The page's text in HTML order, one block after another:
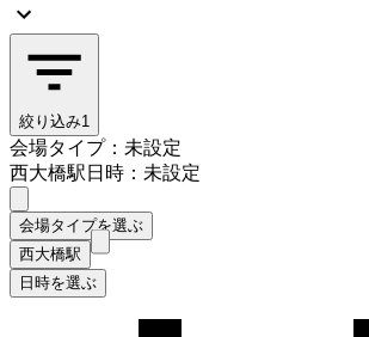
絞り込み1
会場タイプ：未設定
西大橋駅日時：未設定
会場タイプを選ぶ
西大橋駅
日時を選ぶ